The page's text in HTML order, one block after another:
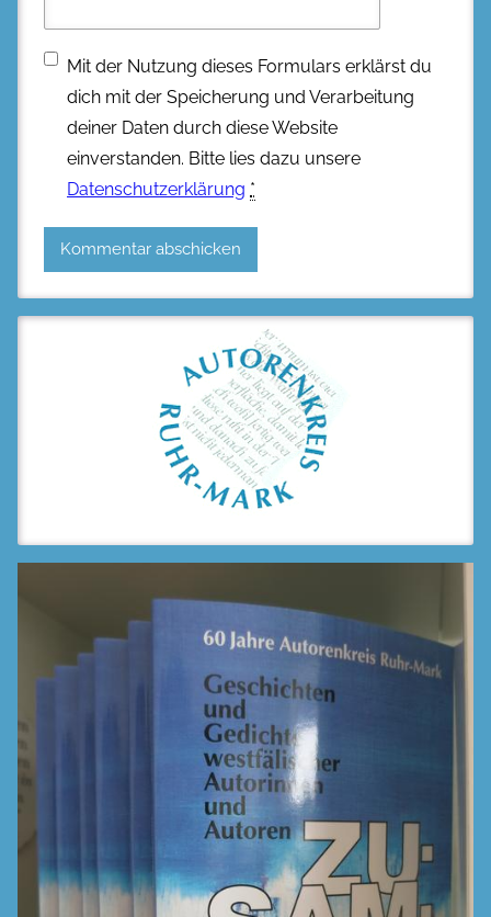
Mit der Nutzung dieses Formulars erklärst du
dich mit der Speicherung und Verarbeitung
deiner Daten durch diese Website
einverstanden. Bitte lies dazu unsere
Datenschutzerklärung *